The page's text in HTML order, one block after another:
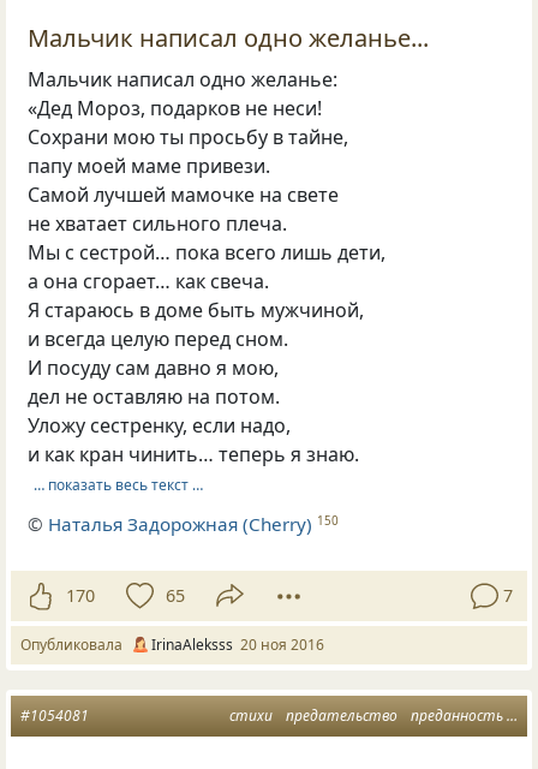
Мальчик написал одно желанье...
Мальчик написал одно желанье:
«Дед Мороз, подарков не неси!
Сохрани мою ты просьбу в тайне,
папу моей маме привези.
Самой лучшей мамочке на свете
не хватает сильного плеча.
Мы с сестрой… пока всего лишь дети,
а она сгорает… как свеча.
Я стараюсь в доме быть мужчиной,
и всегда целую перед сном.
И посуду сам давно я мою,
дел не оставляю на потом.
Уложу сестренку, если надо,
и как кран чинить… теперь я знаю.
… показать весь текст …
© Наталья Задорожная (Cherry) 150
170 65 7
Опубликовала IrinaAleksss 20 ноя 2016
стихи предательство преданность
#1054081